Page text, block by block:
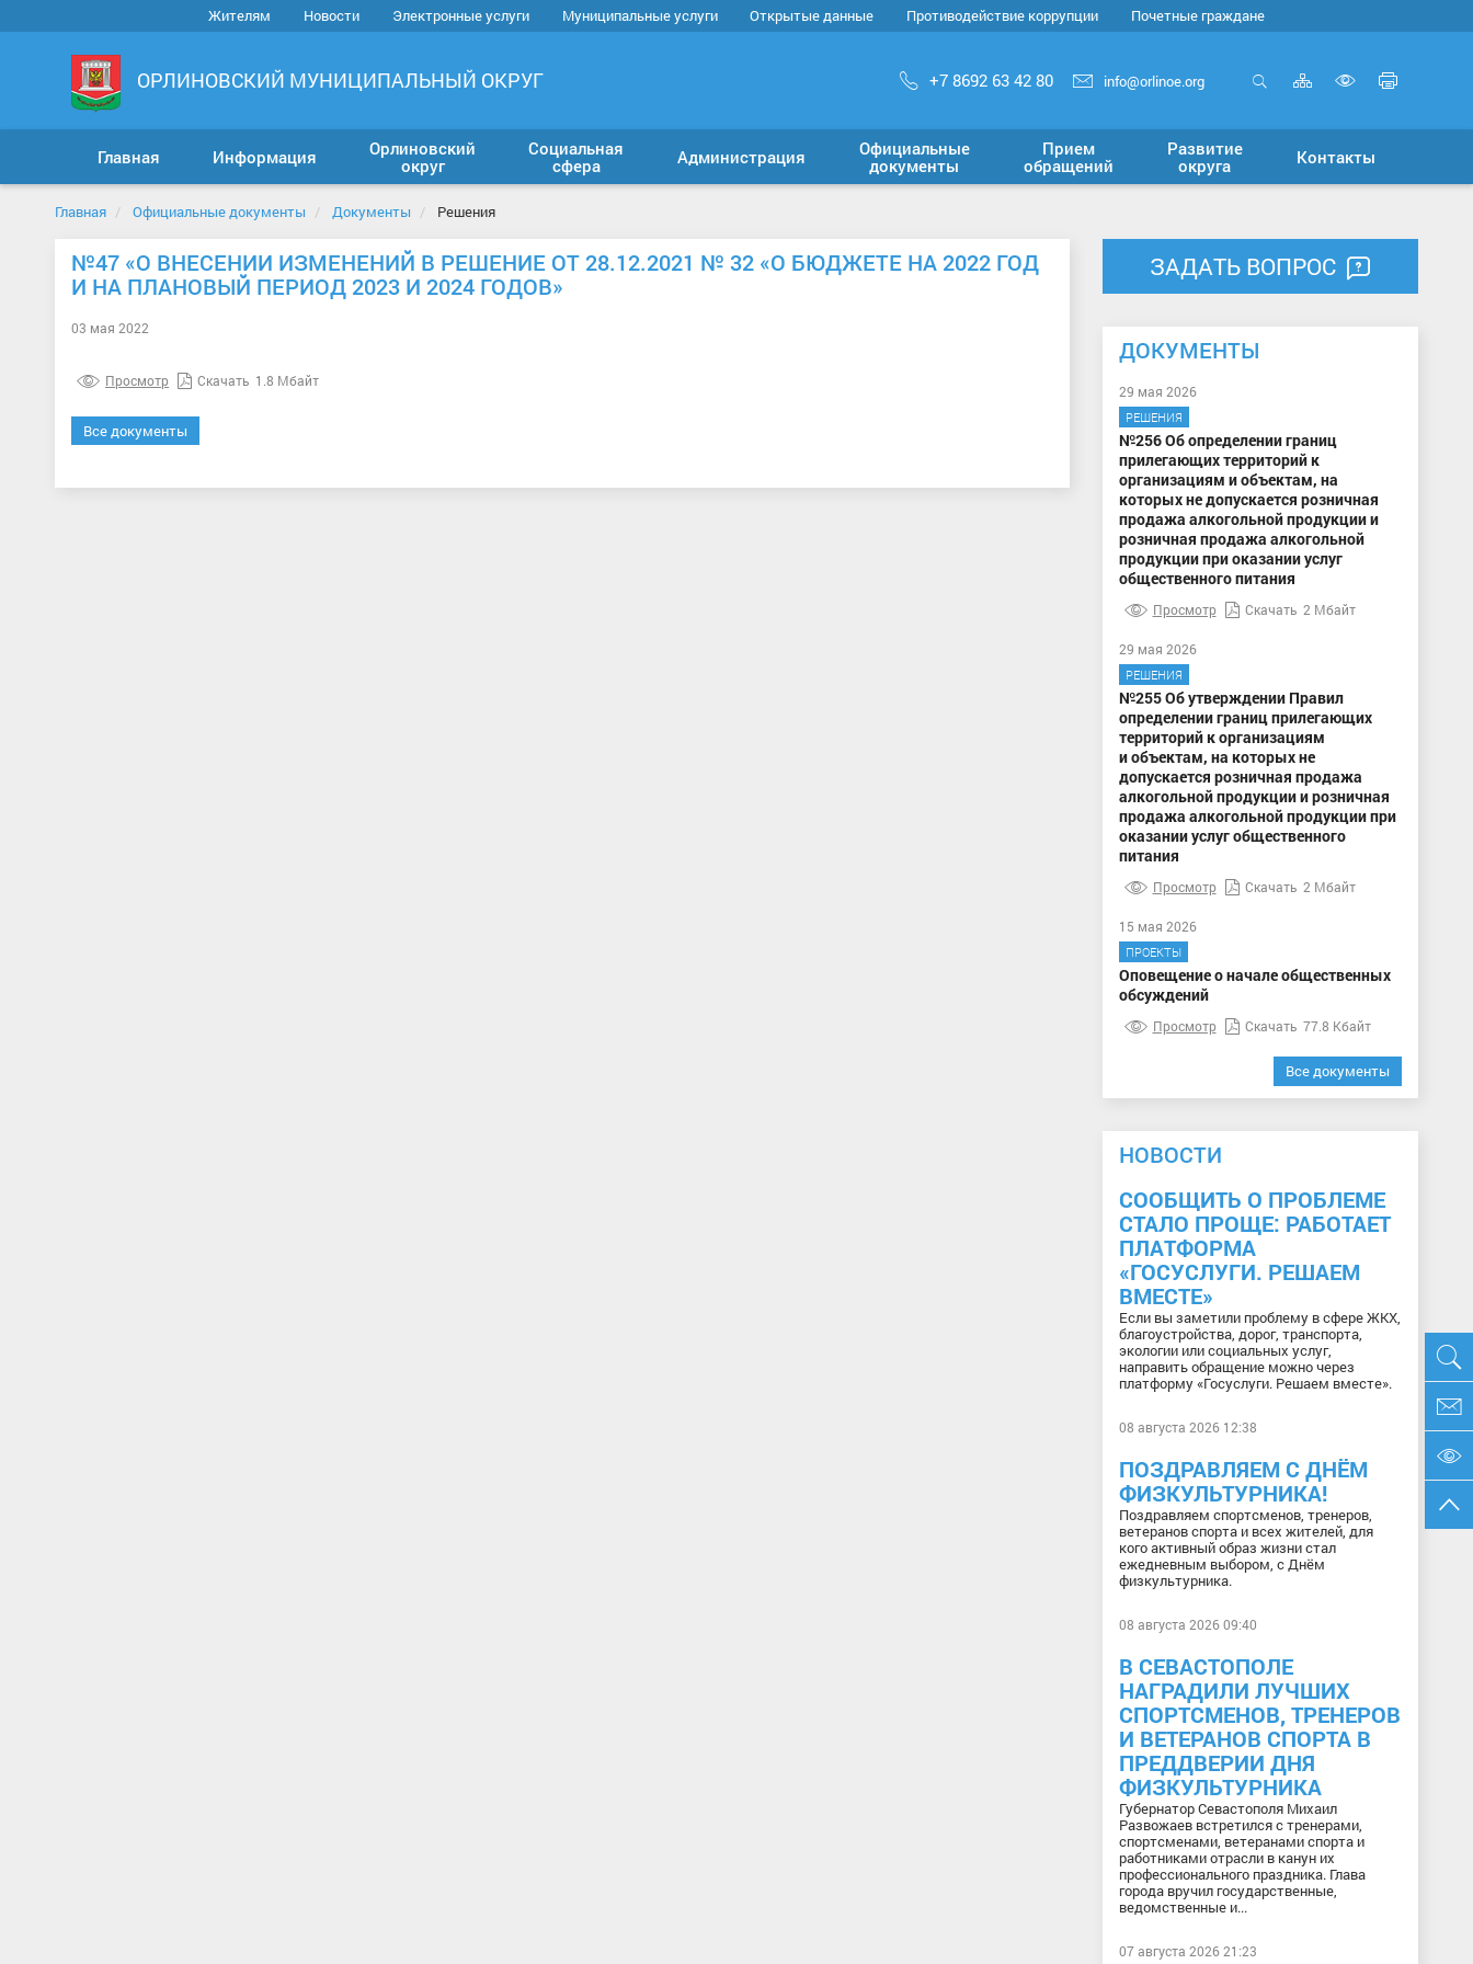
Жителям Новости Электронные услуги Муниципальные услуги Открытые данные Противодействие коррупции Почетные граждане
ОРЛИНОВСКИЙ МУНИЦИПАЛЬНЫЙ ОКРУГ +7 8692 63 42 80 info@orlinoe.org Карта
сайта
версию
для
Главная Информация
Орлиновский
округ
Социальная
сфера
Администрация
Официальные
документы
Прием
обращений
Развитие
округа
Контакты
Главная Официальные документы Документы Решения
№47 «О ВНЕСЕНИИ ИЗМЕНЕНИЙ В РЕШЕНИЕ ОТ 28.12.2021 № 32 «О БЮДЖЕТЕ НА 2022 ГОД
И НА ПЛАНОВЫЙ ПЕРИОД 2023 И 2024 ГОДОВ»
03 мая 2022
Просмотр Скачать 1.8 Мбайт
Все документы
ЗАДАТЬ ВОПРОС
ДОКУМЕНТЫ
29 мая 2026
РЕШЕНИЯ
№256 Об определении границ
прилегающих территорий к
организациям и объектам, на
которых не допускается розничная
продажа алкогольной продукции и
розничная продажа алкогольной
продукции при оказании услуг
общественного питания
Просмотр Скачать 2 Мбайт
29 мая 2026
РЕШЕНИЯ
№255 Об утверждении Правил
определении границ прилегающих
территорий к организациям
и объектам, на которых не
допускается розничная продажа
алкогольной продукции и розничная
продажа алкогольной продукции при
оказании услуг общественного
питания
Просмотр Скачать 2 Мбайт
15 мая 2026
ПРОЕКТЫ
Оповещение о начале общественных
обсуждений
Просмотр Скачать 77.8 Кбайт
Все документы
НОВОСТИ
СООБЩИТЬ О ПРОБЛЕМЕ
СТАЛО ПРОЩЕ: РАБОТАЕТ
ПЛАТФОРМА
«ГОСУСЛУГИ. РЕШАЕМ
ВМЕСТЕ»
Если вы заметили проблему в сфере ЖКХ,
благоустройства, дорог, транспорта,
экологии или социальных услуг,
направить обращение можно через
платформу «Госуслуги. Решаем вместе».
08 августа 2026 12:38
ПОЗДРАВЛЯЕМ С ДНЁМ
ФИЗКУЛЬТУРНИКА!
Поздравляем спортсменов, тренеров,
ветеранов спорта и всех жителей, для
кого активный образ жизни стал
ежедневным выбором, с Днём
физкультурника.
08 августа 2026 09:40
В СЕВАСТОПОЛЕ
НАГРАДИЛИ ЛУЧШИХ
СПОРТСМЕНОВ, ТРЕНЕРОВ
И ВЕТЕРАНОВ СПОРТА В
ПРЕДДВЕРИИ ДНЯ
ФИЗКУЛЬТУРНИКА
Губернатор Севастополя Михаил
Развожаев встретился с тренерами,
спортсменами, ветеранами спорта и
работниками отрасли в канун их
профессионального праздника. Глава
города вручил государственные,
ведомственные и...
07 августа 2026 21:23